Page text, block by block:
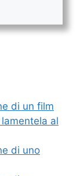
di un film
al
di uno